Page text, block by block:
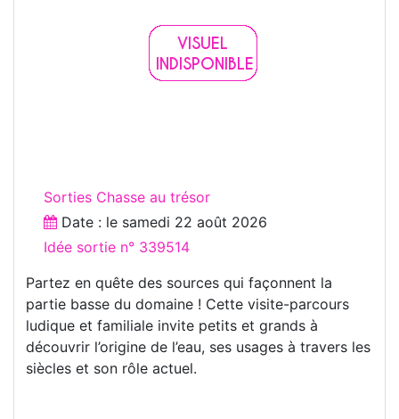
Sorties Chasse au trésor
Date : le samedi 22 août 2026
Idée sortie n° 339514
Partez en quête des sources qui façonnent la
partie basse du domaine ! Cette visite-parcours
ludique et familiale invite petits et grands à
découvrir l’origine de l’eau, ses usages à travers les
siècles et son rôle actuel.